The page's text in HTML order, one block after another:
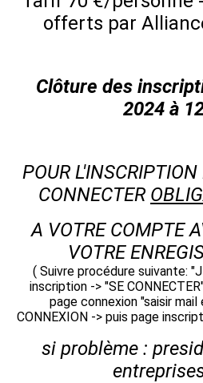
offerts par
Clôture des
2024 à
POUR
CONNECTER
A VOTRE COMPTE
VOTRE
( Suivre procédure suivante:
inscription -> "SE
page connexion "saisir
CONNEXION -> puis page
si problème :